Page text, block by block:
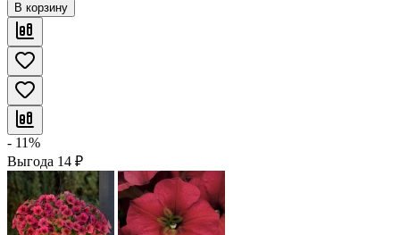
В корзину
- 11%
Выгода 14 ₽